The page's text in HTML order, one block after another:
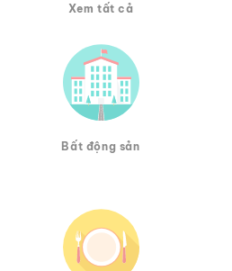
Xem tất cả
Bất động sản